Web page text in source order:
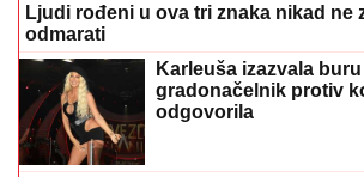
Ljudi rođeni u ova tri znaka nikad ne
odmarati
Karleuša izazvala buru
gradonačelnik protiv
odgovorila